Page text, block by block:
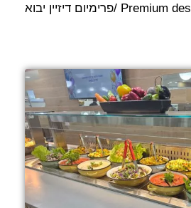
חיפויים פולימריים: Premium design /פרימיום דיזיין יבוא